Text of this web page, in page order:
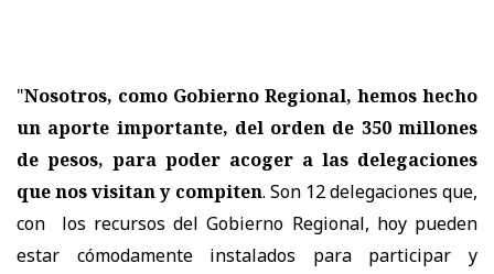
"Nosotros, como Gobierno Regional, hemos hecho
un aporte importante, del orden de 350 millones
de pesos, para poder acoger a las delegaciones
que nos visitan y compiten. Son 12 delegaciones que,
con los recursos del Gobierno Regional, hoy pueden
estar cómodamente instalados para participar y